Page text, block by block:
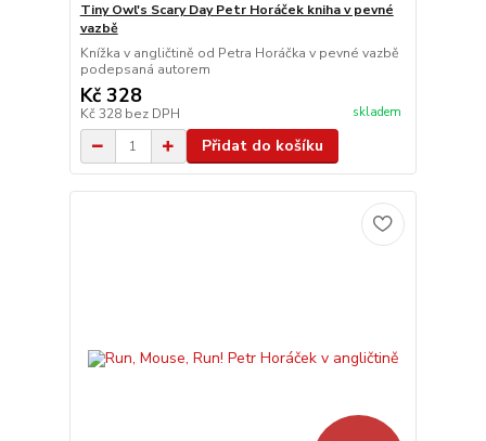
Tiny Owl's Scary Day Petr Horáček kniha v pevné
vazbě
Knížka v angličtině od Petra Horáčka v pevné vazbě
podepsaná autorem
Kč 328
Kč 328 bez DPH skladem
Přidat do košíku